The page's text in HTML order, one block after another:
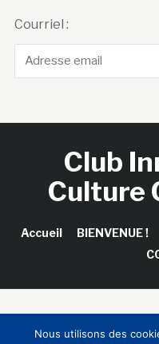
Courriel :
Club
Culture
Accueil BIENVENUE !
Nous utilisons des